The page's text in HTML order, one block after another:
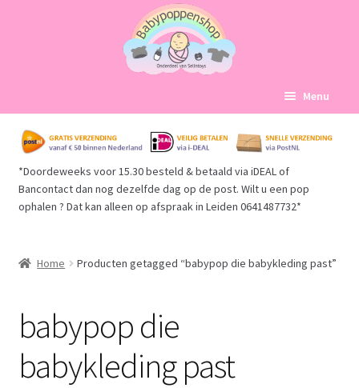
naar
navigatie
de
inhoud
Menu
Home
Babypoppen Afdelingen
Mijn account
Afrekenen
*Doordeweeks voor 15.30 besteld & betaald via iDEAL of
Bancontact dan nog dezelfde dag op de post. Wilt u een pop
ophalen ? Dat kan alleen op afspraak in Leiden 0641487732*
Home Producten getagged “babypop die babykleding past”
babypop die
babykleding past